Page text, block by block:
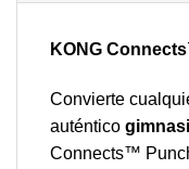
KONG
Convierte
auténtico
Connects™